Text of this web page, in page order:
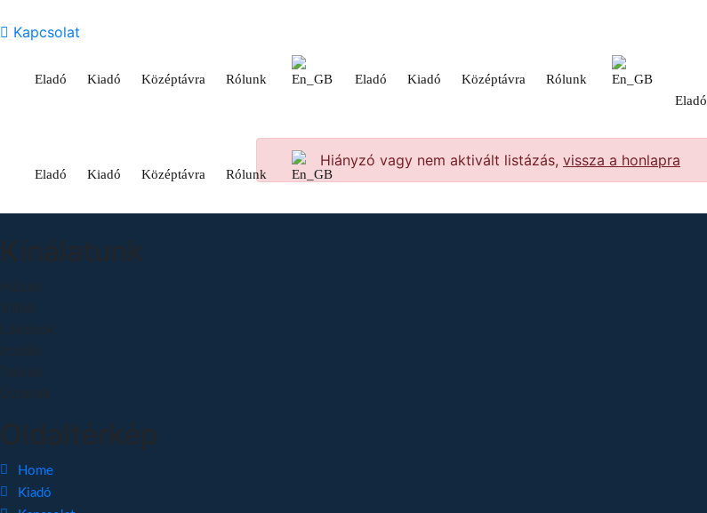
Kapcsolat
Eladó Kiadó Középtávra Rólunk Eladó Kiadó Középtávra
Rólunk
Eladó
Eladó Kiadó Középtávra Rólunk
Hiányzó vagy nem aktivált listázás, vissza a honlapra
Home
Kiadó